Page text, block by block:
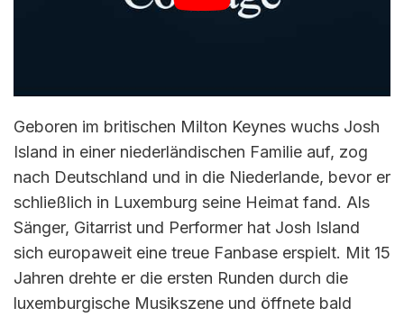
Geboren im britischen Milton Keynes wuchs Josh
Island in einer niederländischen Familie auf, zog
nach Deutschland und in die Niederlande, bevor er
schließlich in Luxemburg seine Heimat fand. Als
Sänger, Gitarrist und Performer hat Josh Island
sich europaweit eine treue Fanbase erspielt. Mit 15
Jahren drehte er die ersten Runden durch die
luxemburgische Musikszene und öffnete bald